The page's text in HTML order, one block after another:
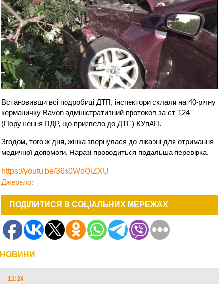
Встановивши всі подробиці ДТП, інспектори склали на 40-річну
керманичку Ravon адміністративний протокол за ст. 124
(Порушення ПДР, що призвело до ДТП) КУпАП.
Згодом, того ж дня, жінка звернулася до лікарні для отримання
медичної допомоги. Наразі проводиться подальша перевірка.
https://youtu.be/36s0WoQlZXU
Джерело:
ПОДІЛИТИСЯ В СОЦІАЛЬНИХ МЕРЕЖАХ
НОВИНИ
11:26